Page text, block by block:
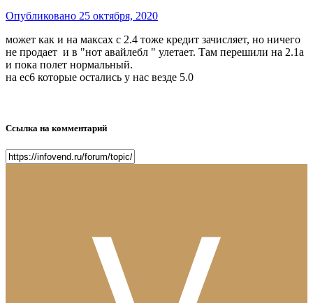
Опубликовано 25 октября, 2020
может как и на максах с 2.4 тоже кредит зачисляет, но ничего
не продает и в "нот авайлебл " улетает. Там перешили на 2.1a
и пока полет нормальный.
на ес6 которые остались у нас везде 5.0
Ссылка на комментарий